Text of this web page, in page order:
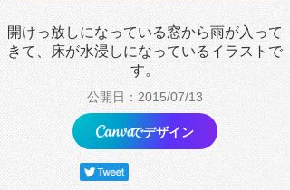
開けっ放しになっている窓から雨が入って
きて、床が水浸しになっているイラストで
す。
公開日：2015/07/13
でデザイン